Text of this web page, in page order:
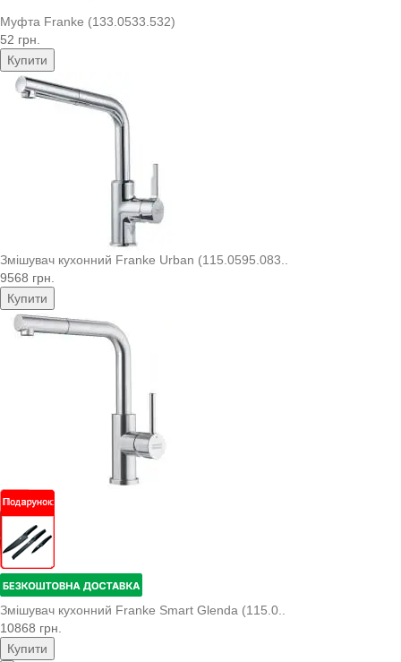
Муфта Franke (133.0533.532)
52 грн.
Купити
Змішувач кухонний Franke Urban (115.0595.083..
9568 грн.
Купити
Змішувач кухонний Franke Smart Glenda (115.0..
10868 грн.
Купити